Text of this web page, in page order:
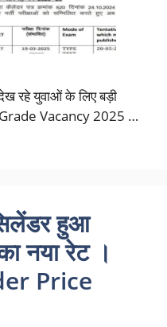
रहे युवाओं के लिए बड़ी
Vacancy 2025 …
हुआ
नया रेट ।
Price